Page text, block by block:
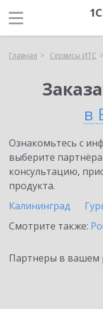
Главная Сервисы ИТС
в
Ознакомьтесь с
выберите
консультацию,
продукта.
Калининград
Смотрите также:
Партнеры в вашем